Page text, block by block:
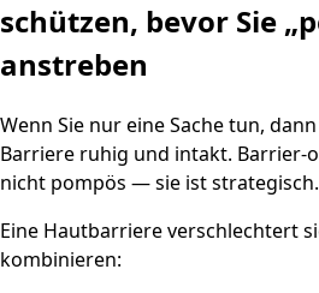
schützen, bevor Sie
anstreben
Wenn Sie nur eine Sache tun,
Barriere ruhig und intakt. Barrier-
nicht pompös — sie ist strategisch.
Eine Hautbarriere verschlechtert
kombinieren: